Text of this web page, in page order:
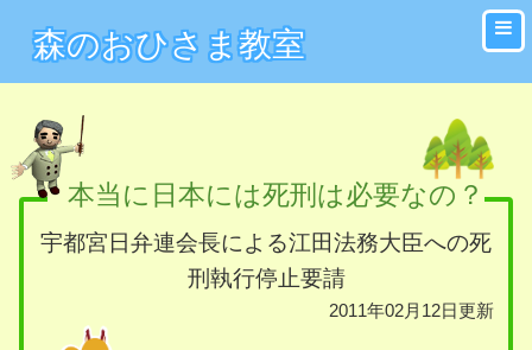
森のおひさま教室
本当に日本には死刑は必要なの？
宇都宮日弁連会長による江田法務大臣への死
刑執行停止要請
2011年02月12日更新